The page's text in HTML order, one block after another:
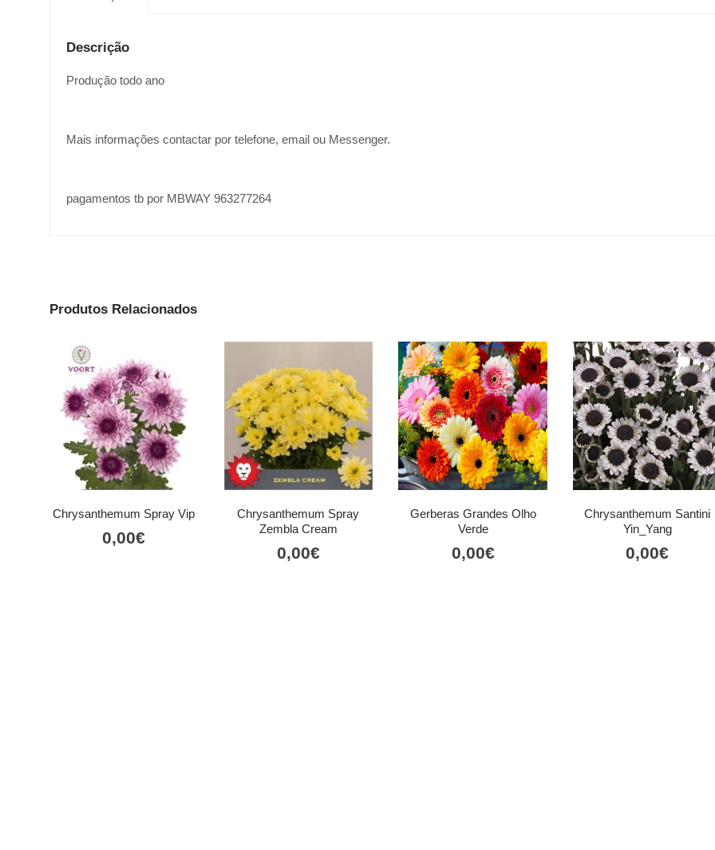
Descrição
Produção todo ano
Mais informações contactar por telefone, email ou Messenger.
pagamentos tb por MBWAY 963277264
Produtos Relacionados
Chrysanthemum Spray Vip
0,00€
Chrysanthemum Spray
Zembla Cream
0,00€
Gerberas Grandes Olho
Verde
0,00€
Chrysanthemum Santini
Yin_Yang
0,00€